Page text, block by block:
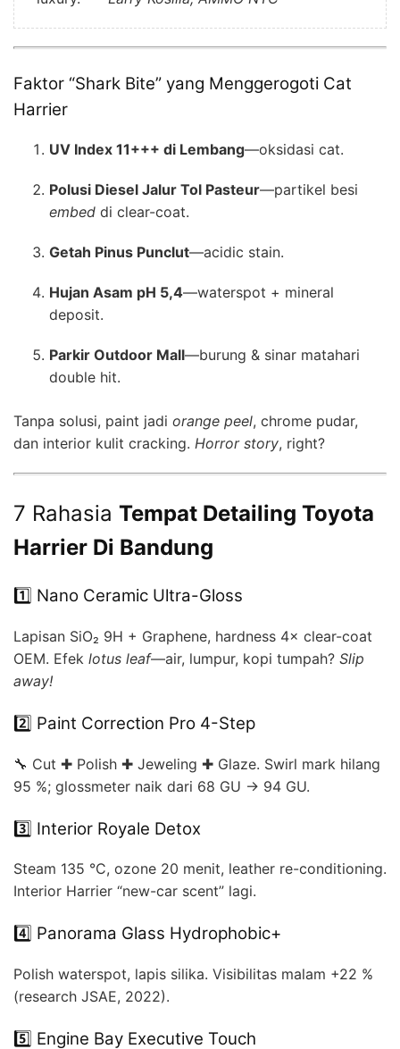
Faktor “Shark Bite” yang Menggerogoti Cat
Harrier
UV Index 11+++ di Lembang—oksidasi cat.
Polusi Diesel Jalur Tol Pasteur—partikel besi
embed di clear-coat.
Getah Pinus Punclut—acidic stain.
Hujan Asam pH 5,4—waterspot⁠ + mineral
deposit.
Parkir Outdoor Mall—burung & sinar matahari
double hit.
Tanpa solusi, paint jadi orange peel, chrome pudar,
dan interior kulit cracking. Horror story, right?
7 Rahasia Tempat Detailing Toyota
Harrier Di Bandung
1️⃣ Nano Ceramic Ultra-Gloss
Lapisan SiO₂ 9H + Graphene, hard­ness 4× clear-coat
OEM. Efek lotus leaf—air, lumpur, kopi tumpah? Slip
away!
2️⃣ Paint Correction Pro 4-Step
🔧 Cut ✚ Polish ✚ Jeweling ✚ Glaze. Swirl mark hilang
95 %; glossmeter naik dari 68 GU → 94 GU.
3️⃣ Interior Royale Detox
Steam 135 °C, ozone 20 menit, leather re-conditioning.
Interior Harrier “new-car scent” lagi.
4️⃣ Panorama Glass Hydrophobic+
Polish waterspot, lapis silika. Visibilitas malam +22 %
(research JSAE, 2022).
5️⃣ Engine Bay Executive Touch